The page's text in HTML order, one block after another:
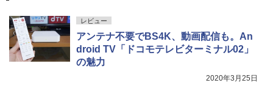
レビュー
アンテナ不要でBS4K、動画配信も。An
droid TV「ドコモテレビターミナル02」
の魅力
2020年3月25日